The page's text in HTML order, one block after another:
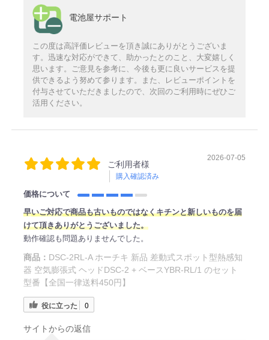
電池屋サポート
この度は高評価レビューを頂き誠にありがとうございま
す。迅速な対応ができて、助かったとのこと、大変嬉しく
思います。ご意見を参考に、今後も更に良いサービスを提
供できるよう努めて参ります。また、レビューポイントを
付与させていただきましたので、次回のご利用時にぜひご
活用ください。
ご利用者様
購入確認済み
2026-07-05
価格について
早いご対応で商品も古いものではなくキチンと新しいものを届
けて頂きありがとうございました。
動作確認も問題ありませんでした。
商品： DSC-2RL-A ホーチキ 新品 差動式スポット型熱感知
器 空気膨張式 ヘッドDSC-2 + ベースYBR-RL/1 のセット
型番【全国一律送料450円】
役に立った 0
サイトからの返信